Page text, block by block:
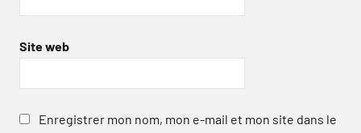
Site web
Enregistrer mon nom, mon e-mail et mon site dans le